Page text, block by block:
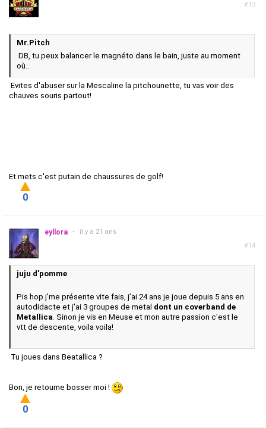
#13
Mr.Pitch
DB, tu peux balancer le magnéto dans le bain, juste au moment
où...
Evites d'abuser sur la Mescaline la pitchounette, tu vas voir des
chauves souris partout!
Et mets c'est putain de chaussures de golf!
0
#14
eyllora • il y a 21 ans
juju d'pomme
Pis hop j'me présente vite fais, j'ai 24 ans je joue depuis 5 ans en
autodidacte et j'ai 3 groupes de metal dont un coverband de
Metallica. Sinon je vis en Meuse et mon autre passion c'est le
vtt de descente, voila voila!
Tu joues dans Beatallica ?
Bon, je retourne bosser moi !
0